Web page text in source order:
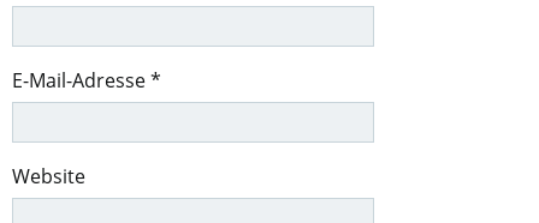
E-Mail-Adresse*
Website